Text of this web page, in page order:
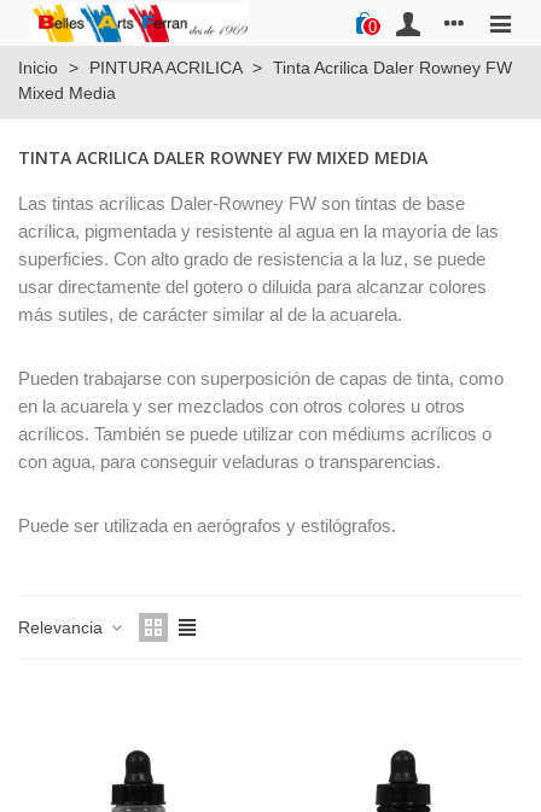
0
Inicio > PINTURA ACRILICA > Tinta Acrilica Daler Rowney FW
Mixed Media
TINTA ACRILICA DALER ROWNEY FW MIXED MEDIA
Las tintas acrílicas Daler-Rowney FW son tintas de base
acrílica, pigmentada y resistente al agua en la mayoría de las
superficies. Con alto grado de resistencia a la luz, se puede
usar directamente del gotero o diluida para alcanzar colores
más sutiles, de carácter similar al de la acuarela.
Pueden trabajarse con superposición de capas de tinta, como
en la acuarela y ser mezclados con otros colores u otros
acrílicos. También se puede utilizar con médiums acrílicos o
con agua, para conseguir veladuras o transparencias.
Puede ser utilizada en aerógrafos y estilógrafos.
Relevancia